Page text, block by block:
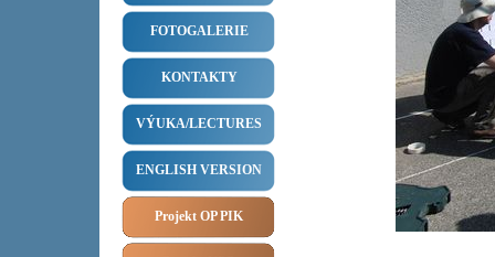
FOTOGALERIE
KONTAKTY
VÝUKA/LECTURES
ENGLISH VERSION
Projekt OP PIK